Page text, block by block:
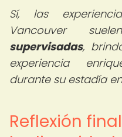
Sí, las
Vancouver
supervisadas,
experiencia
durante su estadía
Reflexión